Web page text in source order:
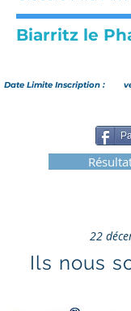
Biarritz le
Date Limite Inscription :
22
Ils nous